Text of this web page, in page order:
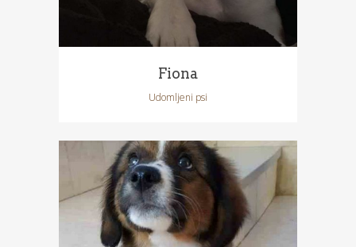
Fiona
Udomljeni psi